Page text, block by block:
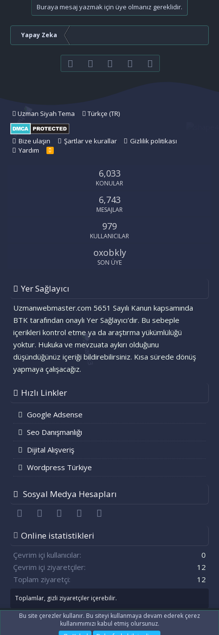
Buraya mesaj yazmak için üye olmanız gereklidir.
Yapay Zeka
FacebookTwitter youtubeBize ulaşın
Uzman Siyah Tema Türkçe (TR)
Bize ulaşın Şartlar ve kurallar
Gizlilik politikası
Yardım
R
6,033
KONULAR
6,743
MESAJLAR
979
KULLANICILAR
oxobkly
SON ÜYE
Yer Sağlayıcı
Uzmanwebmaster.com 5651 Sayılı Kanun kapsamında
BTK tarafından onaylı Yer Sağlayıcı'dır. Bu sebeple
içerikleri kontrol etme ya da araştırma yükümlülüğü
yoktur. Hukuka ve mevzuata aykırı olduğunu
düşündüğünüz içeriği bildirebilirsiniz. Kısa sürede dönüş
yapmaya çalışacağız.
Hızlı Linkler
Google Adsense
Seo Danışmanlığı
Dijital Alışveriş
Wordpress Türkiye
Sosyal Medya Hesapları
FacebookTwitter youtubeBize ulaşın
Online istatistikleri
Çevrim içi kullanıcılar
0
Çevrim içi ziyaretçiler
12
Toplam ziyaretçi
12
Toplamlar, gizli ziyaretçiler içerebilir.
Community platform by XenForo® © 2010-2021 XenForo Ltd.
[XenGenTr] OG:image sistemi
Bu site çerezler kullanır. Bu siteyi kullanmaya devam ederek çerez
kullanımımızı kabul etmiş olursunuz.